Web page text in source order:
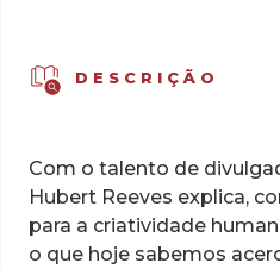
DESCRIÇÃO
Com o talento de
Hubert Reeves explica,
para a criatividade
o que hoje sabemos